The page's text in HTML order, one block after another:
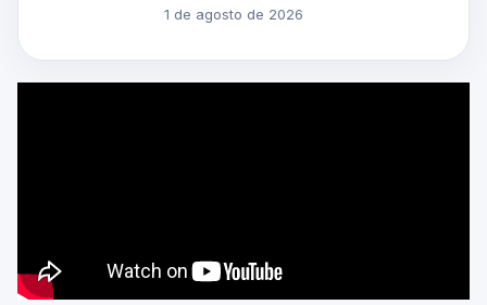
1 de agosto de 2026